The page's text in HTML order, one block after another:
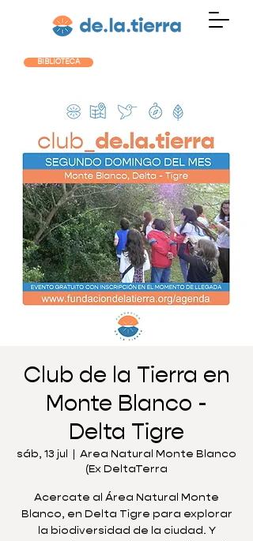
BIBLIOTECA
Club de la Tierra en
Monte Blanco -
Delta Tigre
sáb, 13 jul
Area Natural Monte Blanco
(Ex DeltaTerra
Acercate al Área Natural Monte
Blanco, en Delta Tigre para explorar
la biodiversidad de la ciudad. Y